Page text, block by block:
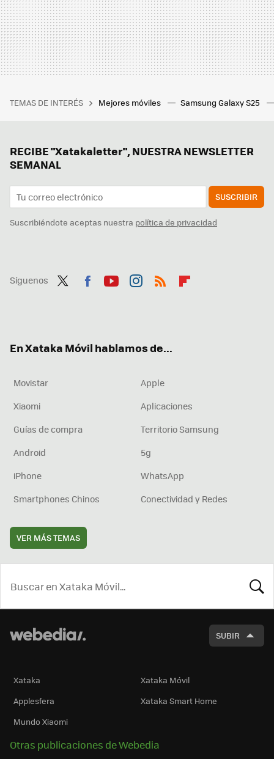
TEMAS DE INTERÉS Mejores móviles Samsung Galaxy S25
RECIBE "Xatakaletter", NUESTRA NEWSLETTER
SEMANAL
SUSCRIBIR
Suscribiéndote aceptas nuestra política de privacidad
Síguenos
En Xataka Móvil hablamos de...
Movistar
Apple
Xiaomi
Aplicaciones
Guías de compra
Territorio Samsung
Android
5g
iPhone
WhatsApp
Smartphones Chinos
Conectividad y Redes
VER MÁS TEMAS
SUBIR
Xataka
Xataka Móvil
Applesfera
Xataka Smart Home
Mundo Xiaomi
Otras publicaciones de Webedia